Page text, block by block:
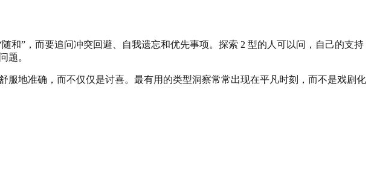
和”，而要追问冲突回避、自我遗忘和优先事项。探索 2 型的人可以问，自己的支持
题。
地准确，而不仅仅是讨喜。最有用的类型洞察常常出现在平凡时刻，而不是戏剧化